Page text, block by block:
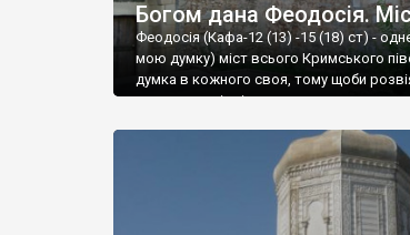
Богом дана Феодосія.
Феодосія (Кафа-12 (13) -15 (18) ст) -
мою думку) міст всього Кримського
думка в кожного своя, тому щоби
запрошую відвідати це